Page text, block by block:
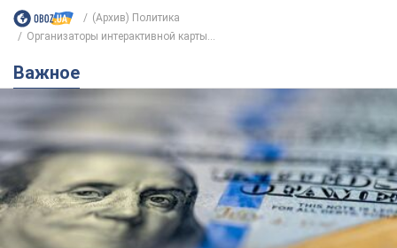
(Архив) Политика
Организаторы интерактивной карты...
Важное